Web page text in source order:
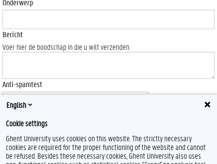
Bericht
Voer hier de boodschap in die u wilt verzenden.
Anti-spamtest
Send
English
Cookie settings
Ghent University uses cookies on this website. The strictly necessary
cookies are required for the proper functioning of the website and cannot
be refused. Besides these necessary cookies, Ghent University also uses